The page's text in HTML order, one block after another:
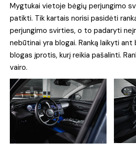
Mygtukai vietoje bėgių perjungimo
patikti. Tik kartais norisi pasidėti
perjungimo svirties, o to padaryti
nebūtinai yra blogai. Ranką laikyti
blogas įprotis, kurį reikia pašalinti.
vairo.